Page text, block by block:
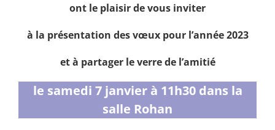
ont le plaisir de vous inviter
à la présentation des vœux pour l’année 2023
et à partager le verre de l’amitié
le samedi 7 janvier à 11h30 dans la
salle Rohan